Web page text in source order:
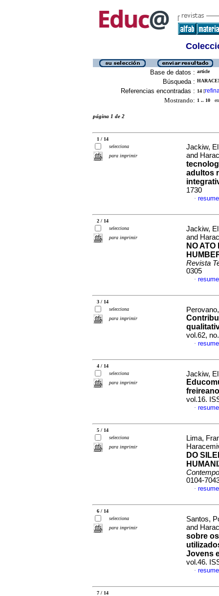
Base de datos : article
Búsqueda :
Referencias encontradas : 14 [
Mostrando: 1 .. 10 en
página 1 de 2
1 / 14
selecciona
para imprimir
Jackiw,
and
adultos
1730
·
2 / 14
selecciona
para imprimir
Jackiw,
and
NO
Revista
0305
·
3 / 14
selecciona
para imprimir
vol.62,
·
4 / 14
selecciona
para imprimir
Jackiw,
vol.16.
·
5 / 14
selecciona
para imprimir
Lima,
DO
0104-
·
6 / 14
selecciona
para imprimir
Santos,
and
sobre
Jovens
vol.46.
·
7 / 14